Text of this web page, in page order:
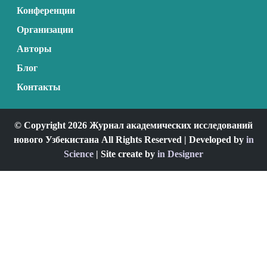
Конференции
Организации
Авторы
Блог
Контакты
© Copyright 2026 Журнал академических исследований
нового Узбекистана All Rights Reserved | Developed by in
Science | Site create by in Designer